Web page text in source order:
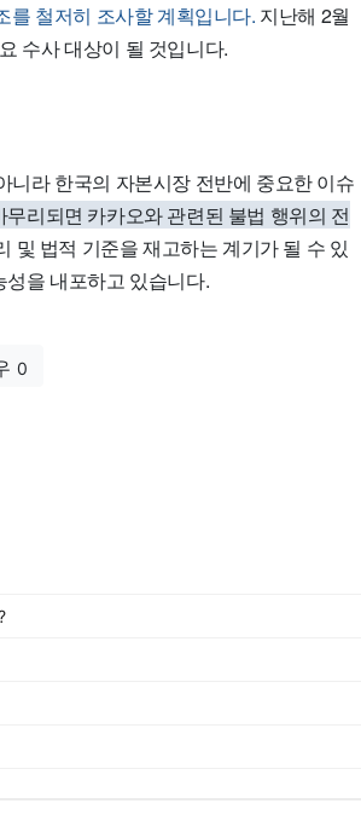
를 철저히 조사할 계획입니다. 지난해 2월
수사 대상이 될 것입니다.
라 한국의 자본시장 전반에 중요한 이슈
리되면 카카오와 관련된 불법 행위의 전
및 법적 기준을 재고하는 계기가 될 수 있
을 내포하고 있습니다.
0